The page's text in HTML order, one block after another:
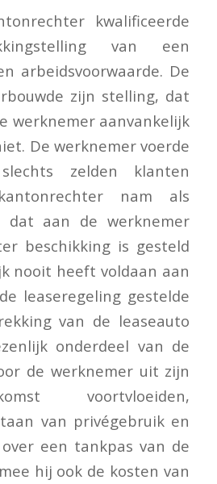
kwalificeerde
van een
arbeidsvoorwaarde. De
zijn stelling, dat
werknemer aanvankelijk
De werknemer voerde
zelden klanten
nam als
dat aan de werknemer
beschikking is gesteld
nooit heeft voldaan aan
leaseregeling gestelde
van de leaseauto
onderdeel van de
de werknemer uit zijn
voortvloeiden,
van privégebruik en
een tankpas van de
hij ook de kosten van